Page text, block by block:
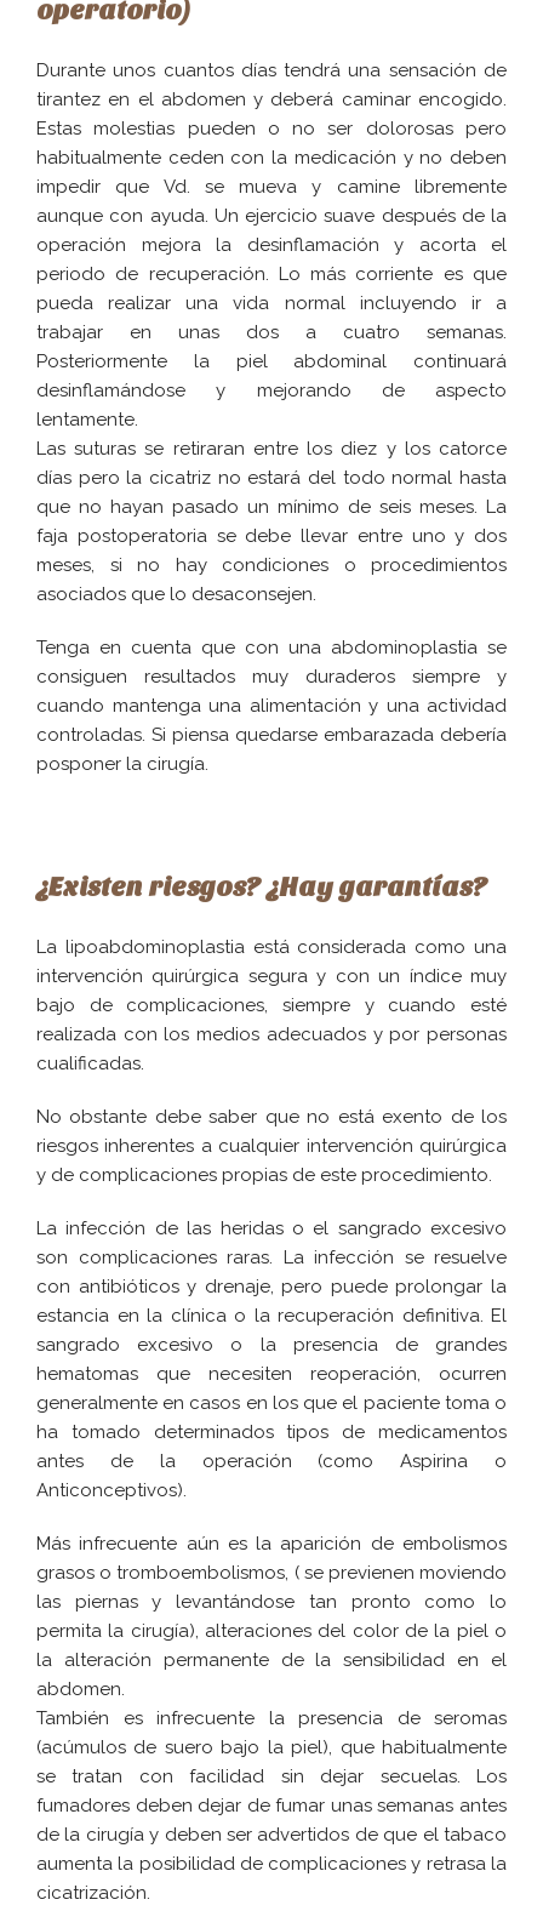
operatorio)
Durante unos cuantos días tendrá una sensación de
tirantez en el abdomen y deberá caminar encogido.
Estas molestias pueden o no ser dolorosas pero
habitualmente ceden con la medicación y no deben
impedir que Vd. se mueva y camine libremente
aunque con ayuda. Un ejercicio suave después de la
operación mejora la desinflamación y acorta el
periodo de recuperación. Lo más corriente es que
pueda realizar una vida normal incluyendo ir a
trabajar en unas dos a cuatro semanas.
Posteriormente la piel abdominal continuará
desinflamándose y mejorando de aspecto
lentamente.
Las suturas se retiraran entre los diez y los catorce
días pero la cicatriz no estará del todo normal hasta
que no hayan pasado un mínimo de seis meses. La
faja postoperatoria se debe llevar entre uno y dos
meses, si no hay condiciones o procedimientos
asociados que lo desaconsejen.
Tenga en cuenta que con una abdominoplastia se
consiguen resultados muy duraderos siempre y
cuando mantenga una alimentación y una actividad
controladas. Si piensa quedarse embarazada debería
posponer la cirugía.
¿Existen riesgos? ¿Hay garantías?
La lipoabdominoplastia está considerada como una
intervención quirúrgica segura y con un índice muy
bajo de complicaciones, siempre y cuando esté
realizada con los medios adecuados y por personas
cualificadas.
No obstante debe saber que no está exento de los
riesgos inherentes a cualquier intervención quirúrgica
y de complicaciones propias de este procedimiento.
La infección de las heridas o el sangrado excesivo
son complicaciones raras. La infección se resuelve
con antibióticos y drenaje, pero puede prolongar la
estancia en la clínica o la recuperación definitiva. El
sangrado excesivo o la presencia de grandes
hematomas que necesiten reoperación, ocurren
generalmente en casos en los que el paciente toma o
ha tomado determinados tipos de medicamentos
antes de la operación (como Aspirina o
Anticonceptivos).
Más infrecuente aún es la aparición de embolismos
grasos o tromboembolismos, ( se previenen moviendo
las piernas y levantándose tan pronto como lo
permita la cirugía), alteraciones del color de la piel o
la alteración permanente de la sensibilidad en el
abdomen.
También es infrecuente la presencia de seromas
(acúmulos de suero bajo la piel), que habitualmente
se tratan con facilidad sin dejar secuelas. Los
fumadores deben dejar de fumar unas semanas antes
de la cirugía y deben ser advertidos de que el tabaco
aumenta la posibilidad de complicaciones y retrasa la
cicatrización.